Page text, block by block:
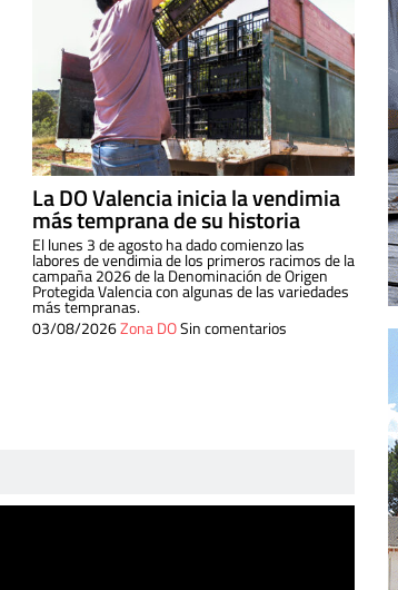
La DO Valencia inicia la vendimia
más temprana de su historia
El lunes 3 de agosto ha dado comienzo las
labores de vendimia de los primeros racimos de la
campaña 2026 de la Denominación de Origen
Protegida Valencia con algunas de las variedades
más tempranas.
03/08/2026Zona DOSin comentarios